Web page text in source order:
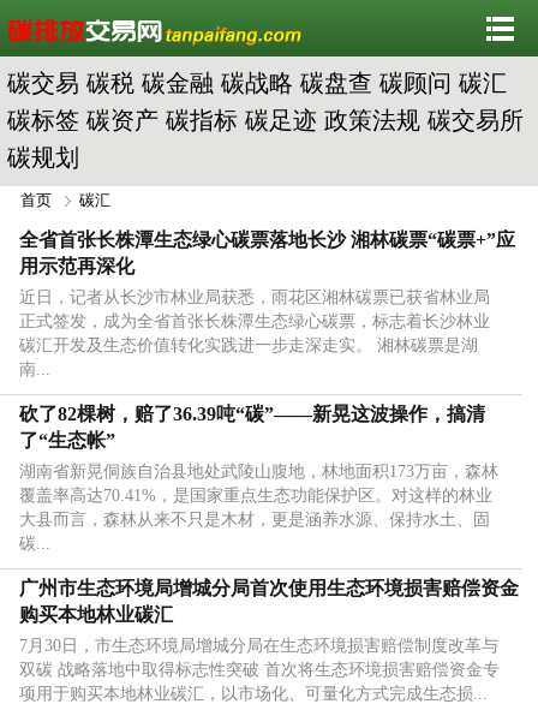
碳交易 碳税 碳金融 碳战略 碳盘查 碳顾问 碳汇
碳标签 碳资产 碳指标 碳足迹 政策法规 碳交易所
碳规划
首页 碳汇
全省首张长株潭生态绿心碳票落地长沙 湘林碳票“碳票+”应
用示范再深化
近日，记者从长沙市林业局获悉，雨花区湘林碳票已获省林业局
正式签发，成为全省首张长株潭生态绿心碳票，标志着长沙林业
碳汇开发及生态价值转化实践进一步走深走实。 湘林碳票是湖
南...
砍了82棵树，赔了36.39吨“碳”——新晃这波操作，搞清
了“生态帐”
湖南省新晃侗族自治县地处武陵山腹地，林地面积173万亩，森林
覆盖率高达70.41%，是国家重点生态功能保护区。对这样的林业
大县而言，森林从来不只是木材，更是涵养水源、保持水土、固
碳...
广州市生态环境局增城分局首次使用生态环境损害赔偿资金
购买本地林业碳汇
7月30日，市生态环境局增城分局在生态环境损害赔偿制度改革与
双碳 战略落地中取得标志性突破 首次将生态环境损害赔偿资金专
项用于购买本地林业碳汇，以市场化、可量化方式完成生态损...